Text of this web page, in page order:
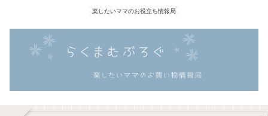
楽したいママのお役立ち情報局